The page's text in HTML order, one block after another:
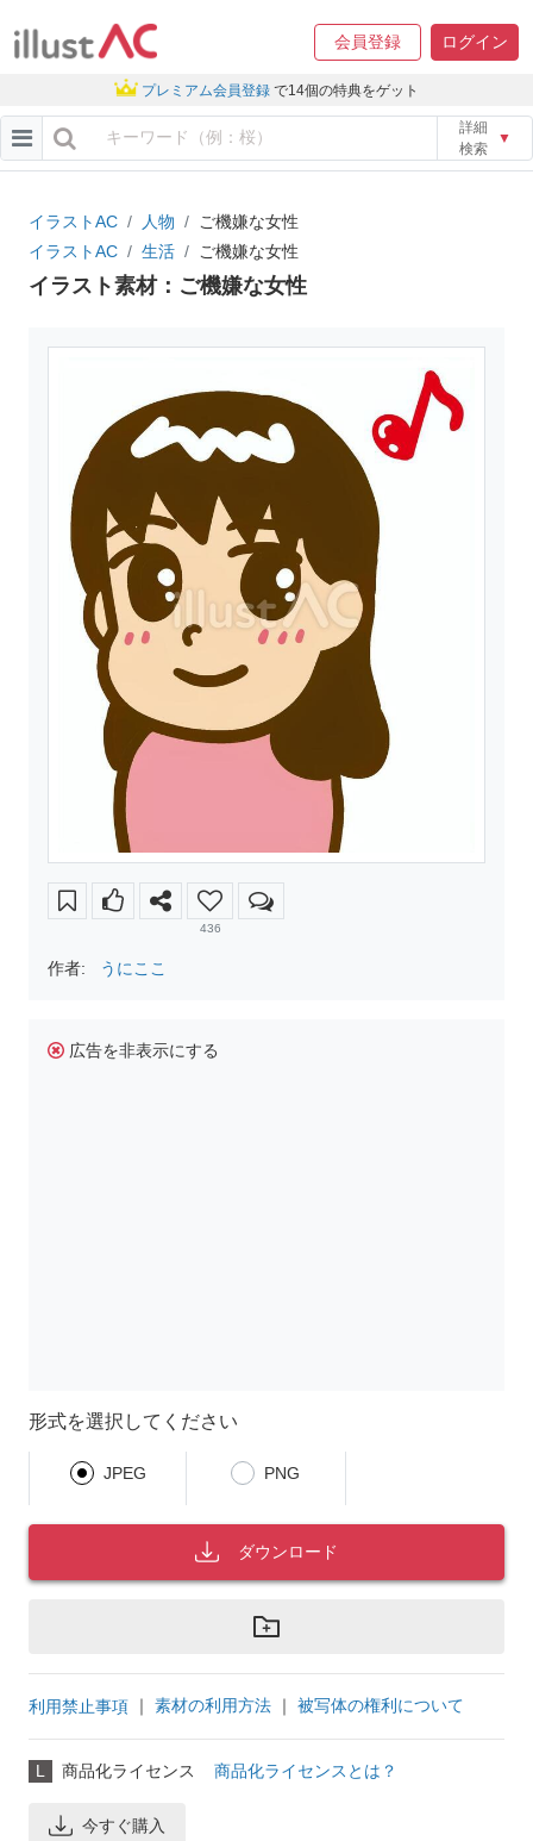
会員登録 ログイン
プレミアム会員登録 で14個の特典をゲット
詳細
検索
▼
イラストAC 人物
ご機嫌な女性
イラストAC
生活 ご機嫌な女性
イラスト素材：ご機嫌な女性
436
作者: うにここ
広告を非表示にする
形式を選択してください
JPEG PNG
ダウンロード
利用禁止事項 ｜ 素材の利用方法 ｜ 被写体の権利について
L 商品化ライセンス 商品化ライセンスとは？
今すぐ購入